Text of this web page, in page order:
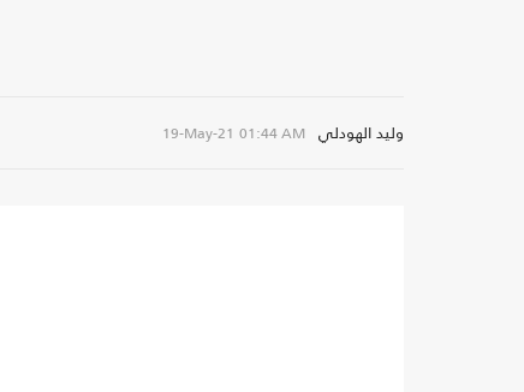
وليد الهودلي 19-May-21 01:44 AM